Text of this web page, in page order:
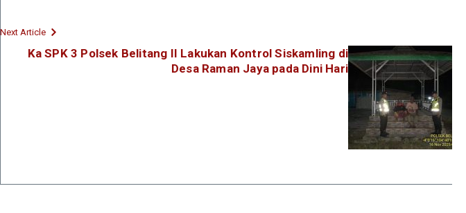
Next Article
Ka SPK 3 Polsek Belitang II Lakukan Kontrol Siskamling di
Desa Raman Jaya pada Dini Hari